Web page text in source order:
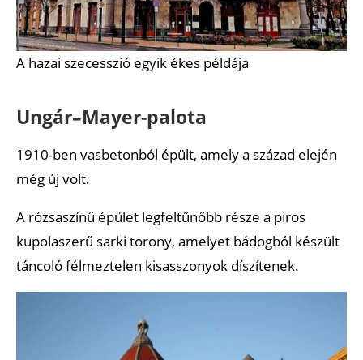
A hazai szecesszió egyik ékes példája
Ungár–Mayer-palota
1910-ben vasbetonból épült, amely a század elején
még új volt.
A rózsaszínű épület legfeltűnőbb része a piros
kupolaszerű sarki torony, amelyet bádogból készült
táncoló félmeztelen kisasszonyok díszítenek.